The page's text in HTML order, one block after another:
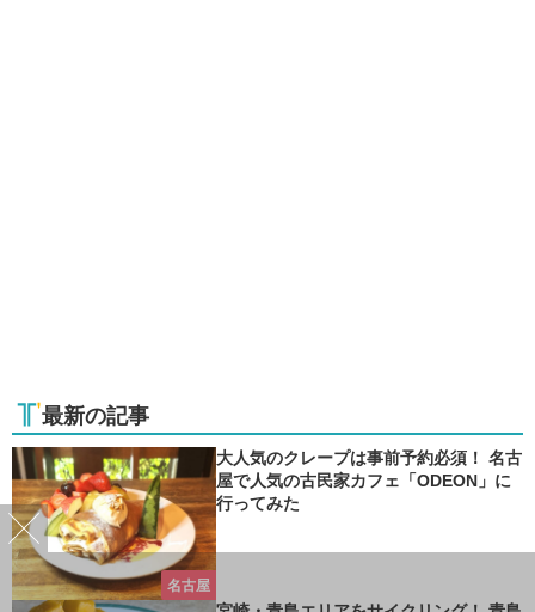
最新の記事
名古屋
大人気のクレープは事前予約必須！ 名古
屋で人気の古民家カフェ「ODEON」に
行ってみた